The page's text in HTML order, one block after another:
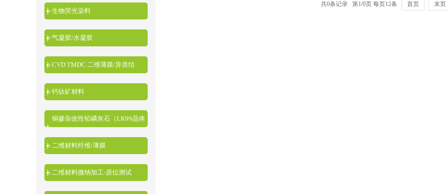
生物荧光染料
气凝胶/水凝胶
CVD TMDC 二维薄膜/异质结
钙钛矿材料
铜掺杂改性铅磷灰石（LK99晶体
粉末）
二维材料纤维/薄膜
二维材料微纳加工-原位测试
共0条记录 第1/0页 每页12条 首页 末页